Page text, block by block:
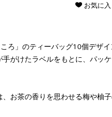
お気に入
ろ」のティーバッグ10個デザイ
がけたラベルをもとに、パッ
お茶の香りを思わせる梅や柚